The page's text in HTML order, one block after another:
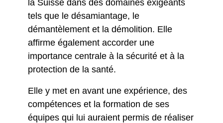
la Suisse dans des domaines exigeants
tels que le désamiantage, le
démantèlement et la démolition. Elle
affirme également accorder une
importance centrale à la sécurité et à la
protection de la santé.
Elle y met en avant une expérience, des
compétences et la formation de ses
équipes qui lui auraient permis de réaliser